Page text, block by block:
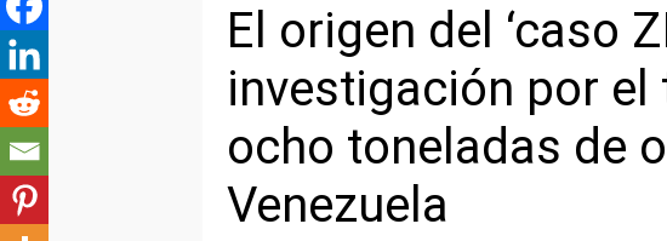
El origen del ‘caso
investigación por el
ocho toneladas de
Venezuela